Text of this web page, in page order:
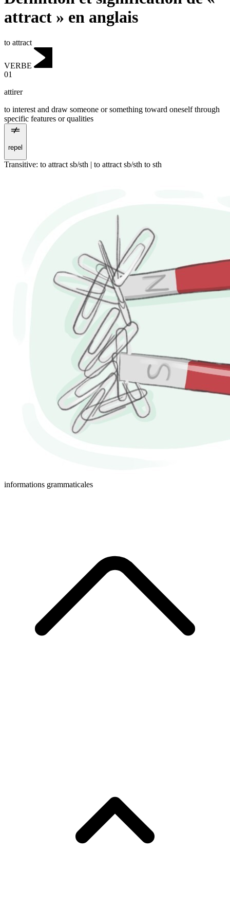
attract » en anglais
to attract
VERBE
01
attirer
to interest and draw someone or something toward oneself through
specific features or qualities
repel
Transitive: to attract sb/sth | to attract sb/sth to sth
informations grammaticales